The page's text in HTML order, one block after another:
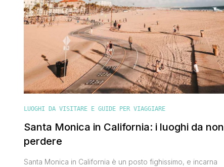
LUOGHI DA VISITARE E GUIDE PER VIAGGIARE
Santa Monica in California: i luoghi da non
perdere
Santa Monica in California è un posto fighissimo, e incarna